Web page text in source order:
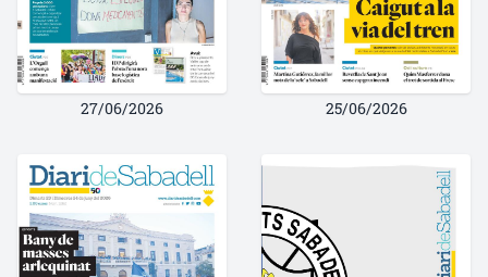
27/06/2026 25/06/2026